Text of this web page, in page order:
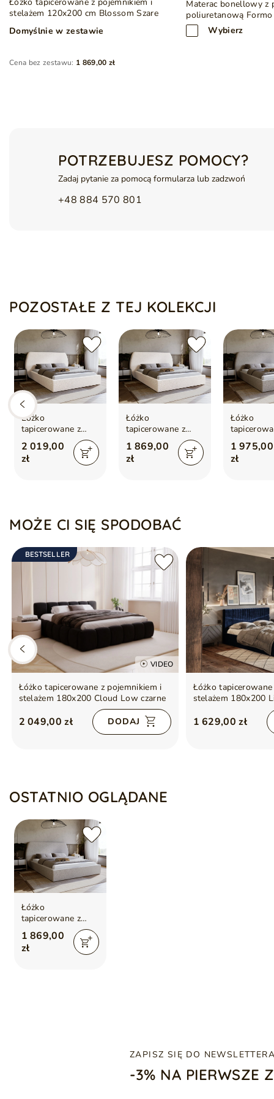
Mebel wykonany z pięknej tkaniny bouclé
Wymiary łóżka mogą różnić się o ±5 cm ze względu na
stelażem 120x200 cm Blossom Szare
Domyślnie w zestawie
Wybierz
Materac bonellowy z
poliuretanową
Cena bez zestawu: 1 869,00 zł
POTRZEBUJESZ POMOCY?
Zadaj pytanie za pomocą formularza lub zadzwoń
+48 884 570 801
POZOSTAŁE Z TEJ KOLEKCJI
Łóżko
tapicerowane z
pojemnikiem i
stelażem 180x200
cm Blossom
2 019,00
zł
Łóżko
tapicerowane z
pojemnikiem i
stelażem 120x200
cm Blossom
1 869,00
zł
Łóżko
stelażem
cm
1 975,00
zł
MOŻE CI SIĘ SPODOBAĆ
BESTSELLER
VIDEO
Łóżko tapicerowane z pojemnikiem i
stelażem 180x200 Cloud Low czarne
2 049,00 zł DODAJ
Łóżko
stelażem 180x200
1 629,00 zł
OSTATNIO OGLĄDANE
Łóżko
tapicerowane z
pojemnikiem i
stelażem 120x200
cm Blossom Szare
1 869,00
zł
ZAPISZ SIĘ DO NEWSLETTERA
-3% NA PIERWSZE